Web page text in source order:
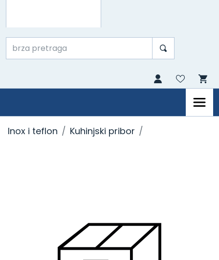
Inox i teflon Kuhinjski pribor